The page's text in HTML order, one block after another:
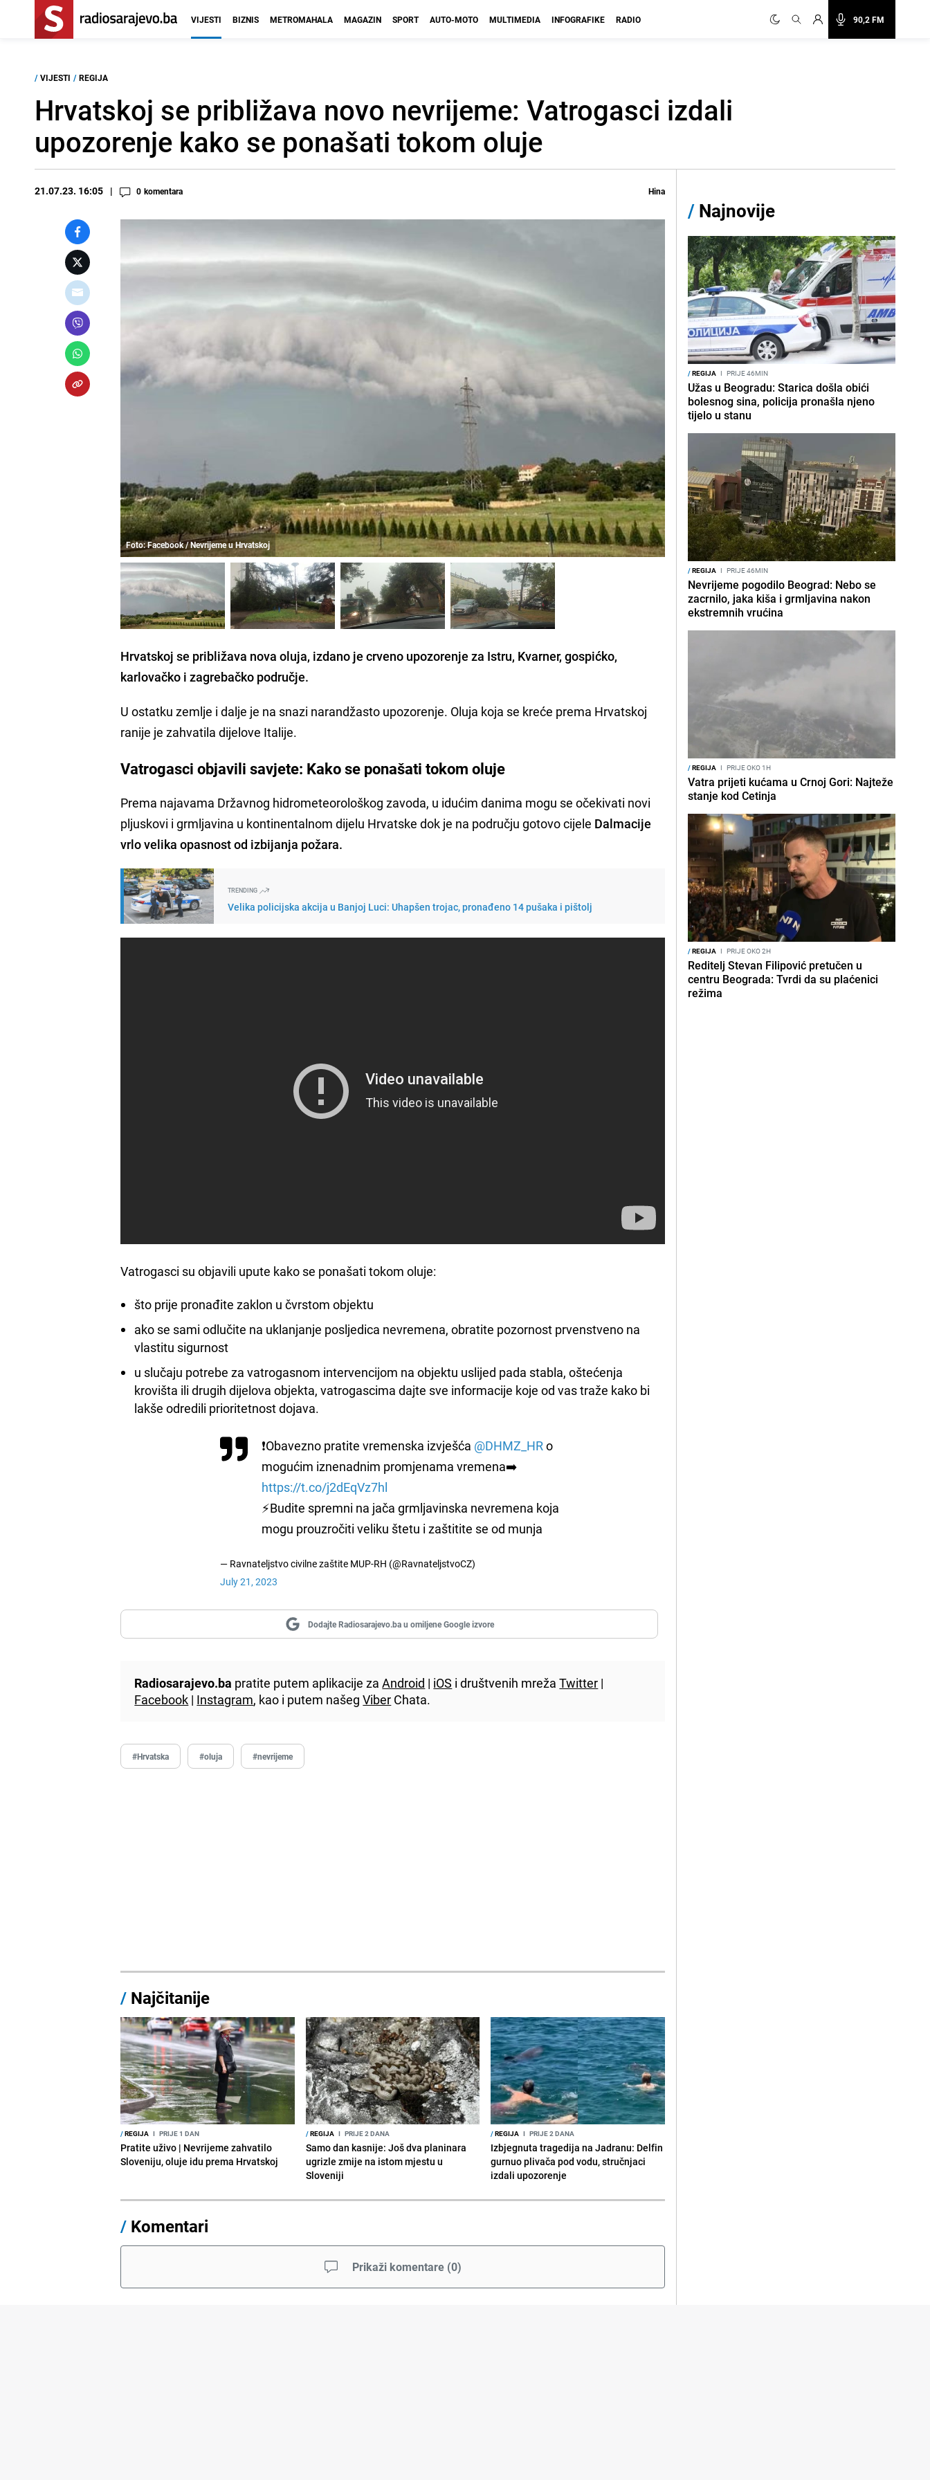
90,2 FM
VIJESTI BIZNIS METROMAHALA MAGAZIN SPORT AUTO-MOTO MULTIMEDIA INFOGRAFIKE RADIO
/ VIJESTI / REGIJA
Hrvatskoj se približava novo nevrijeme: Vatrogasci izdali
upozorenje kako se ponašati tokom oluje
21.07.23. 16:05 0 komentara Hina
Foto: Facebook / Nevrijeme u Hrvatskoj
Hrvatskoj se približava nova oluja, izdano je crveno upozorenje za Istru, Kvarner, gospićko,
karlovačko i zagrebačko područje.
U ostatku zemlje i dalje je na snazi narandžasto upozorenje. Oluja koja se kreće prema Hrvatskoj
ranije je zahvatila dijelove Italije.
Vatrogasci objavili savjete: Kako se ponašati tokom oluje
Prema najavama Državnog hidrometeorološkog zavoda, u idućim danima mogu se očekivati novi
pljuskovi i grmljavina u kontinentalnom dijelu Hrvatske dok je na području gotovo cijele Dalmacije
vrlovelika opasnost od izbijanja požara.
TRENDING
Velika policijska akcija u Banjoj Luci: Uhapšen trojac, pronađeno 14 pušaka i pištolj
Vatrogasci su objavili upute kako se ponašati tokom oluje:
što prije pronađite zaklon u čvrstom objektu
ako se sami odlučite na uklanjanje posljedica nevremena, obratite pozornost prvenstveno na
vlastitu sigurnost
u slučaju potrebe za vatrogasnom intervencijom na objektu uslijed pada stabla, oštećenja
krovišta ili drugih dijelova objekta, vatrogascima dajte sve informacije koje od vas traže kako bi
lakše odredili prioritetnost dojava.
❗️Obavezno pratite vremenska izvješća @DHMZ_HRo
mogućim iznenadnim promjenama vremena➡️
https://t.co/j2dEqVz7hl
⚡️Budite spremni na jača grmljavinska nevremena koja
mogu prouzročiti veliku štetu i zaštitite se od munja
— Ravnateljstvo civilne zaštite MUP-RH (@RavnateljstvoCZ)
July 21, 2023
Dodajte Radiosarajevo.ba u omiljene Google izvore
Radiosarajevo.ba pratite putem aplikacije zaAndroid | iOS i društvenih mrežaTwitter |
Facebook | Instagram, kao i putem našegViber Chata.
#Hrvatska #oluja #nevrijeme
/ Najčitanije
/REGIJA I PRIJE 1 DAN
Pratite uživo | Nevrijeme zahvatilo
Sloveniju, oluje idu prema Hrvatskoj
/REGIJA I PRIJE 2 DANA
Samo dan kasnije: Još dva planinara
ugrizle zmije na istom mjestu u
Sloveniji
/REGIJA I PRIJE 2 DANA
Izbjegnuta tragedija na Jadranu: Delfin
gurnuo plivača pod vodu, stručnjaci
izdali upozorenje
/ Komentari
Prikaži komentare (0)
/ Najnovije
/REGIJA I PRIJE 46MIN
Užas u Beogradu: Starica došla obići
bolesnog sina, policija pronašla njeno
tijelo u stanu
/REGIJA I PRIJE 46MIN
Nevrijeme pogodilo Beograd: Nebo se
zacrnilo, jaka kiša i grmljavina nakon
ekstremnih vrućina
/REGIJA I PRIJE OKO 1H
Vatra prijeti kućama u Crnoj Gori: Najteže
stanje kod Cetinja
/REGIJA I PRIJE OKO 2H
Reditelj Stevan Filipović pretučen u
centru Beograda: Tvrdi da su plaćenici
režima